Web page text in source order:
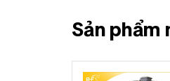
Sản phẩm